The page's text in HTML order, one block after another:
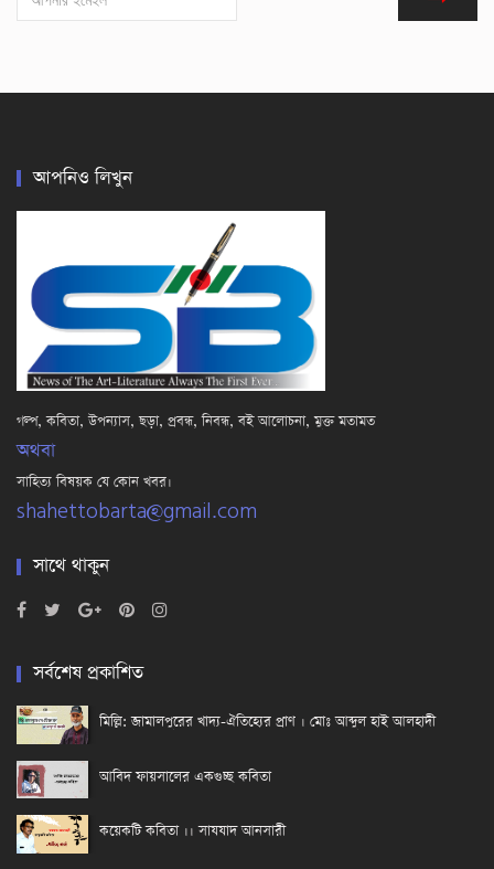
আপনিও লিখুন
গল্প, কবিতা, উপন্যাস, ছড়া, প্রবন্ধ, নিবন্ধ, বই আলোচনা, মুক্ত মতামত
অথবা
সাহিত্য বিষয়ক যে কোন খবর।
shahettobarta@gmail.com
সাথে থাকুন
সর্বশেষ প্রকাশিত
মিল্লি: জামালপুরের খাদ্য-ঐতিহ্যের প্রাণ । মোঃ আব্দুল হাই আলহাদী
আবিদ ফায়সালের একগুচ্ছ কবিতা
কয়েকটি কবিতা ।। সাযযাদ আনসারী